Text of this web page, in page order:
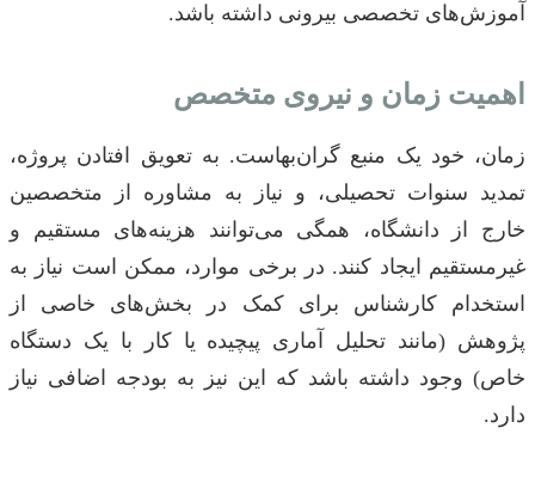
آموزش‌های تخصصی بیرونی داشته باشد.
اهمیت زمان و نیروی متخصص
زمان، خود یک منبع گران‌بهاست. به تعویق افتادن پروژه،
تمدید سنوات تحصیلی، و نیاز به مشاوره از متخصصین
خارج از دانشگاه، همگی می‌توانند هزینه‌های مستقیم و
غیرمستقیم ایجاد کنند. در برخی موارد، ممکن است نیاز به
استخدام کارشناس برای کمک در بخش‌های خاصی از
پژوهش (مانند تحلیل آماری پیچیده یا کار با یک دستگاه
خاص) وجود داشته باشد که این نیز به بودجه اضافی نیاز
دارد.